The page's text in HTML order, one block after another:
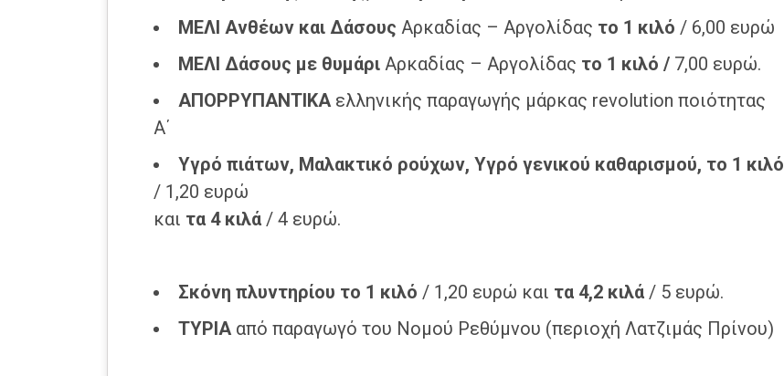
ΜΕΛΙ Ανθέων και Δάσους Αρκαδίας – Αργολίδας το 1 κιλό / 6,00 ευρώ
ΜΕΛΙ Δάσους με θυμάρι Αρκαδίας – Αργολίδας το 1 κιλό / 7,00 ευρώ.
ΑΠΟΡΡΥΠΑΝΤΙΚΑ ελληνικής παραγωγής μάρκας revolution ποιότητας
Α΄
Υγρό πιάτων, Μαλακτικό ρούχων, Υγρό γενικού καθαρισμού, το 1 κιλό
/ 1,20 ευρώ
και τα 4 κιλά / 4 ευρώ.
Σκόνη πλυντηρίου το 1 κιλό / 1,20 ευρώ και τα 4,2 κιλά / 5 ευρώ.
ΤΥΡΙΑ από παραγωγό του Νομού Ρεθύμνου (περιοχή Λατζιμάς Πρίνου)